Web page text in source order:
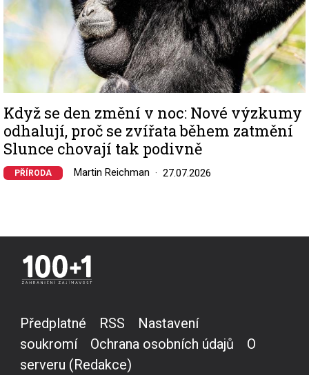
Když se den změní v noc: Nové výzkumy
odhalují, proč se zvířata během zatmění
Slunce chovají tak podivně
PŘÍRODA Martin Reichman 27.07.2026
Předplatné RSS
Nastavení
soukromí
Ochrana osobních údajů
O
serveru (Redakce)